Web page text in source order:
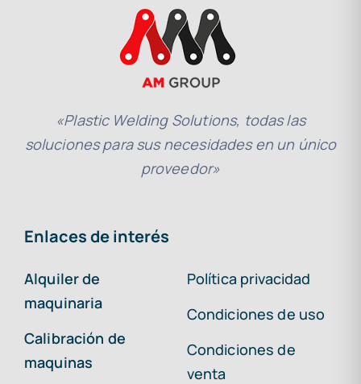
«Plastic Welding Solutions, todas las
soluciones para sus necesidades en un único
proveedor»
Enlaces de interés
Alquiler de
maquinaria
Calibración de
maquinas
Política privacidad
Condiciones de uso
Condiciones de
venta